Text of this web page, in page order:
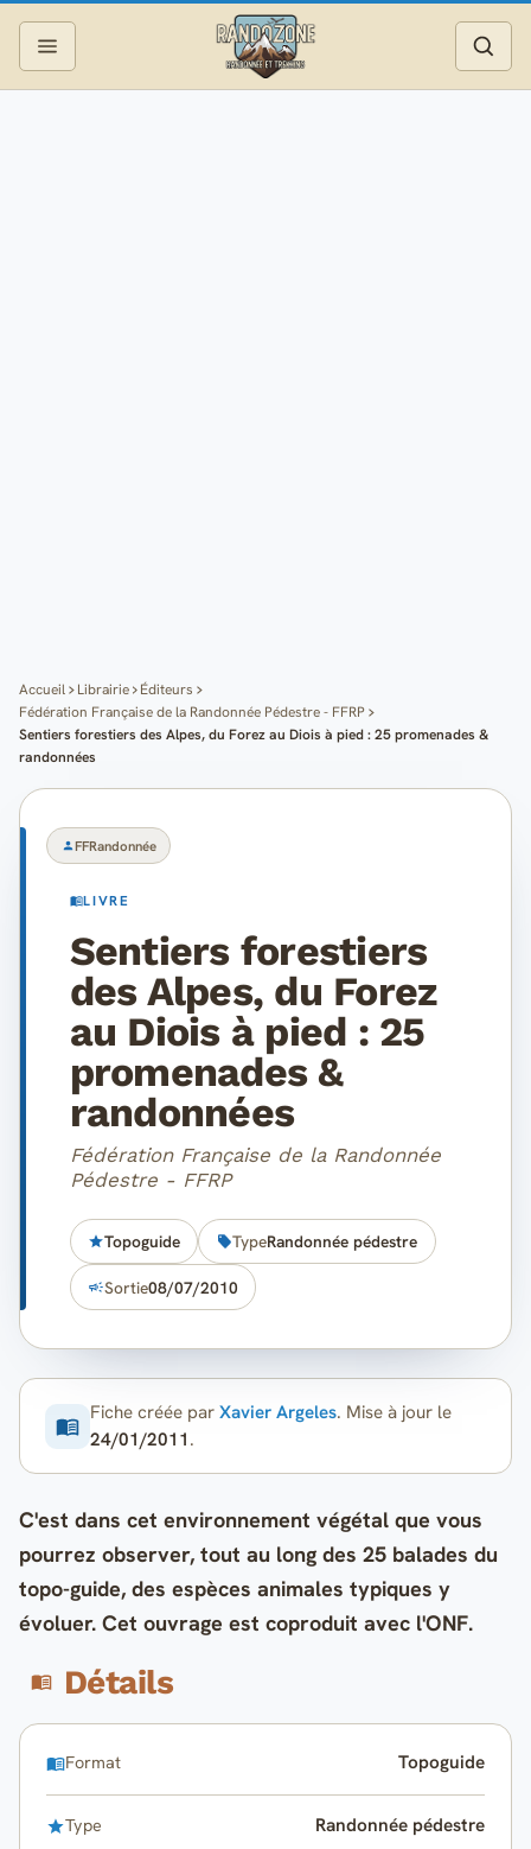
Accueil Librairie
Éditeurs
Fédération Française de la Randonnée Pédestre - FFRP
Sentiers forestiers des Alpes, du Forez au Diois à pied : 25 promenades &
randonnées
FFRandonnée
LIVRE
Sentiers forestiers
des Alpes, du Forez
au Diois à pied : 25
promenades &
randonnées
Fédération Française de la Randonnée
Pédestre - FFRP
Topoguide TypeRandonnée pédestre
Sortie08/07/2010
Fiche créée par Xavier Argeles. Mise à jour le
24/01/2011 .
C'est dans cet environnement végétal que vous
pourrez observer, tout au long des 25 balades du
topo-guide, des espèces animales typiques y
évoluer. Cet ouvrage est coproduit avec l'ONF.
Détails
Format Topoguide
Type Randonnée pédestre